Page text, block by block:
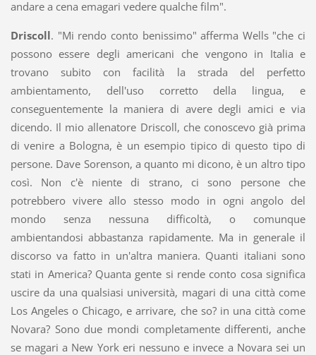
andare a cena emagari vedere qualche film".
Driscoll. "Mi rendo conto benissimo" afferma Wells "che ci
possono essere degli americani che vengono in Italia e
trovano subito con facilità la strada del perfetto
ambientamento, dell'uso corretto della lingua, e
conseguentemente la maniera di avere degli amici e via
dicendo. Il mio allenatore Driscoll, che conoscevo già prima
di venire a Bologna, è un esempio tipico di questo tipo di
persone. Dave Sorenson, a quanto mi dicono, è un altro tipo
così. Non c'è niente di strano, ci sono persone che
potrebbero vivere allo stesso modo in ogni angolo del
mondo senza nessuna difficoltà, o comunque
ambientandosi abbastanza rapidamente. Ma in generale il
discorso va fatto in un'altra maniera. Quanti italiani sono
stati in America? Quanta gente si rende conto cosa significa
uscire da una qualsiasi università, magari di una città come
Los Angeles o Chicago, e arrivare, che so? in una città come
Novara? Sono due mondi completamente differenti, anche
se magari a New York eri nessuno e invece a Novara sei un